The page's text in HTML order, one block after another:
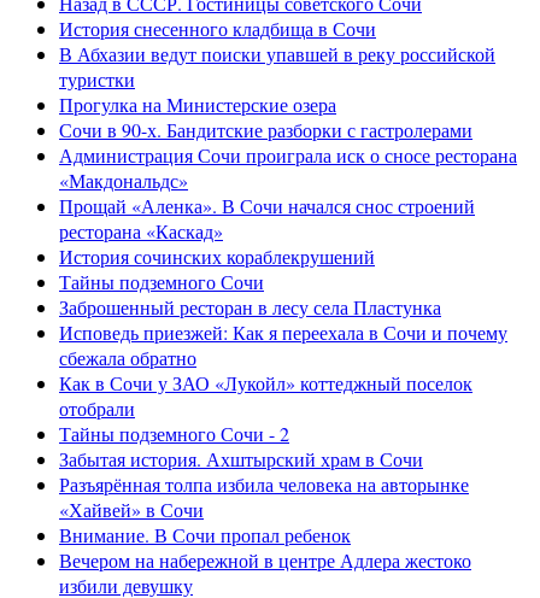
История снесенного кладбища в Сочи
В Абхазии ведут поиски упавшей в реку российской
туристки
Прогулка на Министерские озера
Сочи в 90-х. Бандитские разборки с гастролерами
Администрация Сочи проиграла иск о сносе ресторана
«Макдональдс»
Прощай «Аленка». В Сочи начался снос строений
ресторана «Каскад»
История сочинских кораблекрушений
Тайны подземного Сочи
Заброшенный ресторан в лесу села Пластунка
Исповедь приезжей: Как я переехала в Сочи и почему
сбежала обратно
Как в Сочи у ЗАО «Лукойл» коттеджный поселок
отобрали
Тайны подземного Сочи - 2
Забытая история. Ахштырский храм в Сочи
Разъярённая толпа избила человека на авторынке
«Хайвей» в Сочи
Внимание. В Сочи пропал ребенок
Вечером на набережной в центре Адлера жестоко
избили девушку